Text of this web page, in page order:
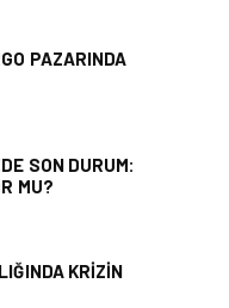
PAZARINDA
SON DURUM:
MU?
KRIZIN